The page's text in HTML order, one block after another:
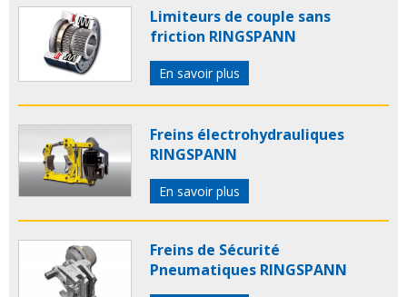
Limiteurs de couple sans
friction RINGSPANN
En savoir plus
Freins électrohydrauliques
RINGSPANN
En savoir plus
Freins de Sécurité
Pneumatiques RINGSPANN